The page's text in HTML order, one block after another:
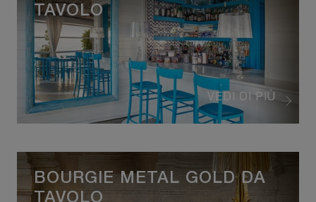
VEDI DI PIÙ
TAVOLO
BOURGIE METAL GOLD DA
TAVOLO